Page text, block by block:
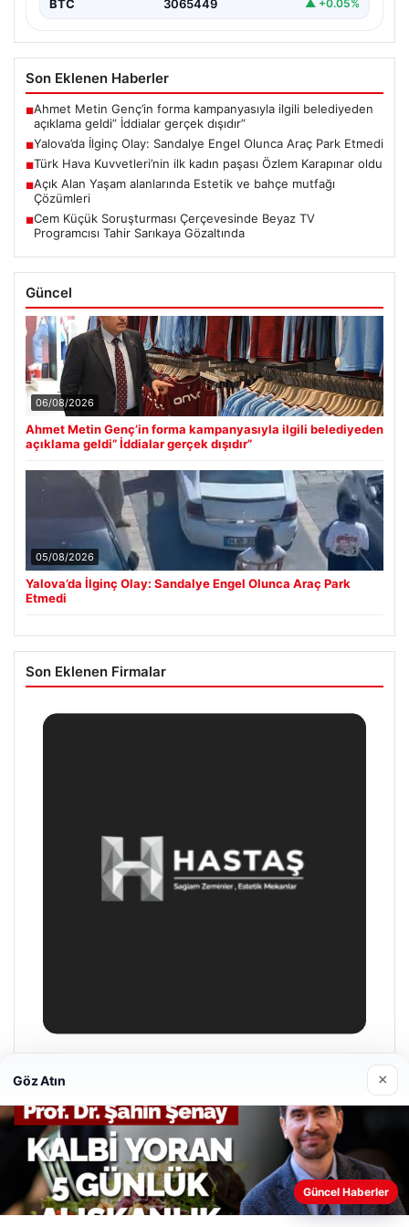
BTC 3065449 ▲ +0.05%
Son Eklenen Haberler
■Ahmet Metin Genç’in forma kampanyasıyla ilgili belediyeden
açıklama geldi” İddialar gerçek dışıdır”
■Yalova’da İlginç Olay: Sandalye Engel Olunca Araç Park Etmedi
■Türk Hava Kuvvetleri’nin ilk kadın paşası Özlem Karapınar oldu
■Açık Alan Yaşam alanlarında Estetik ve bahçe mutfağı
Çözümleri
■Cem Küçük Soruşturması Çerçevesinde Beyaz TV
Programcısı Tahir Sarıkaya Gözaltında
Güncel
06/08/2026
Ahmet Metin Genç’in forma kampanyasıyla ilgili belediyeden
açıklama geldi” İddialar gerçek dışıdır”
05/08/2026
Yalova’da İlginç Olay: Sandalye Engel Olunca Araç Park
Etmedi
Son Eklenen Firmalar
Hastaş Beton
Web sitemizi nasıl kullandığınızı daha iyi anlayabilmek,
deneyiminizi kişiselleştirmek ve geliştirmek amacıyla çerezler
Göz Atın ×
Güncel Haberler